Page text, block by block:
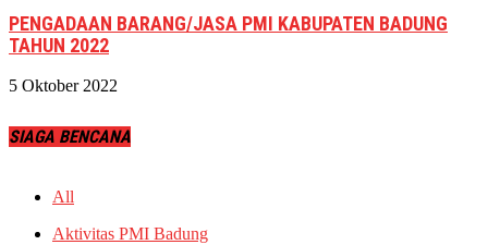
PENGADAAN BARANG/JASA PMI KABUPATEN BADUNG
TAHUN 2022
5 Oktober 2022
SIAGA BENCANA
All
Aktivitas PMI Badung